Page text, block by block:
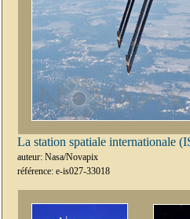
La station spatiale internationale
auteur: Nasa/Novapix
référence: e-is027-33018